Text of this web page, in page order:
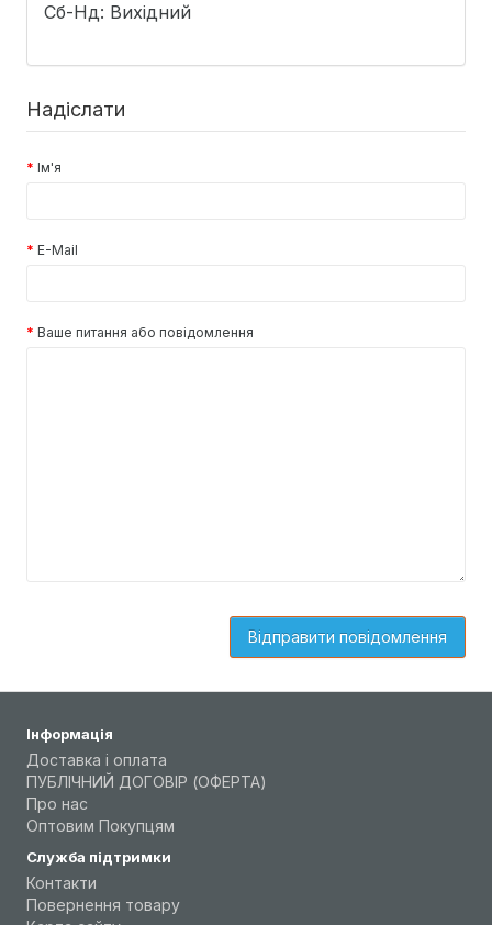
Сб-Нд: Вихідний
Надіслати
Ім'я
E-Mail
Ваше питання або повідомлення
Інформація
Доставка і оплата
ПУБЛІЧНИЙ ДОГОВІР (ОФЕРТА)
Про нас
Оптовим Покупцям
Служба підтримки
Контакти
Повернення товару